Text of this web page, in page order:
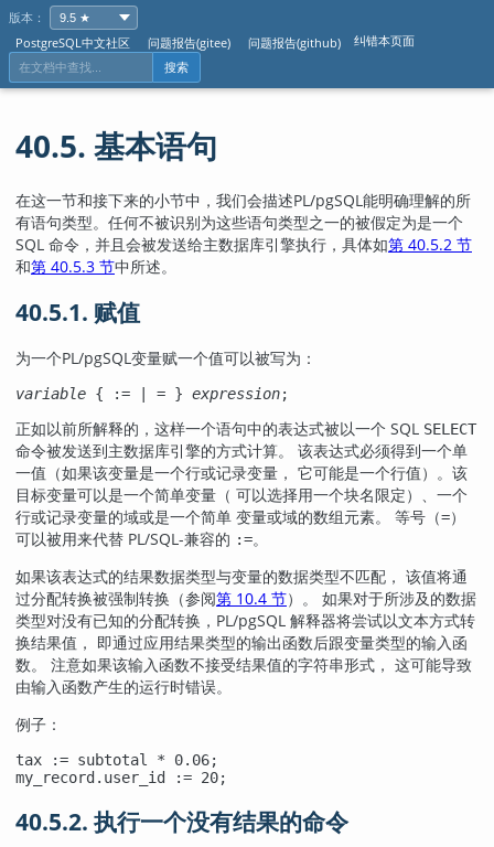
版本：
PostgreSQL中文社区
问题报告(gitee) 问题报告(github) 纠错本页面
搜索
40.5. 基本语句
在这一节和接下来的小节中，我们会描述PL/pgSQL 能明确理解的所
有语句类型。任何不被识别为这些语句类型之一的被假定为是一个
SQL 命令，并且会被发送给主数据库引擎执行，具体如第 40.5.2 节
和第 40.5.3 节中所述。
40.5.1. 赋值
为一个PL/pgSQL变量赋一个值可以被写为：
variable { := | = } expression;
正如以前所解释的，这样一个语句中的表达式被以一个 SQL SELECT
命令被发送到主数据库引擎的方式计算。 该表达式必须得到一个单
一值（如果该变量是一个行或记录变量， 它可能是一个行值）。该
目标变量可以是一个简单变量（ 可以选择用一个块名限定）、一个
行或记录变量的域或是一个简单 变量或域的数组元素。 等号（=）
可以被用来代替 PL/SQL-兼容的 :=。
如果该表达式的结果数据类型与变量的数据类型不匹配， 该值将通
过分配转换被强制转换（参阅第 10.4 节）。 如果对于所涉及的数据
类型对没有已知的分配转换， PL/pgSQL 解释器将尝试以文本方式转
换结果值， 即通过应用结果类型的输出函数后跟变量类型的输入函
数。 注意如果该输入函数不接受结果值的字符串形式， 这可能导致
由输入函数产生的运行时错误。
例子：
tax := subtotal * 0.06;
my_record.user_id := 20;
40.5.2. 执行一个没有结果的命令